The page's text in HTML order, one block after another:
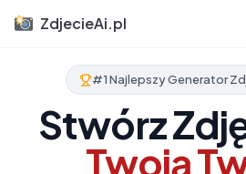
ZdjecieAi.pl
#1 Najlepszy Generator
Stwórz
Twoją